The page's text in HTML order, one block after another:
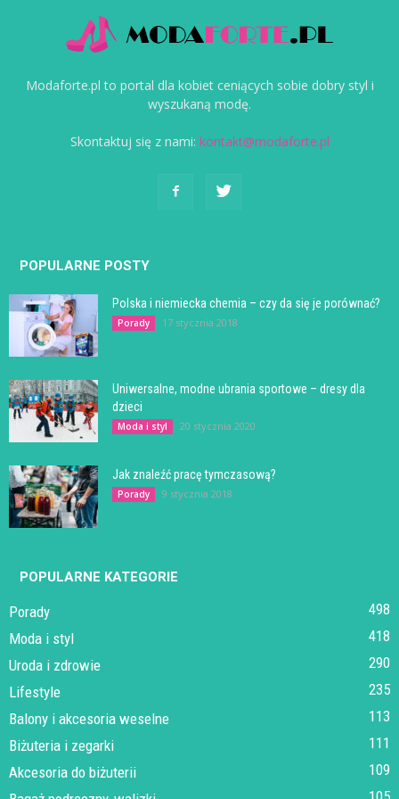
Modaforte.pl to portal dla kobiet ceniących sobie dobry styl i
wyszukaną modę.
Skontaktuj się z nami: kontakt@modaforte.pl
POPULARNE POSTY
Polska i niemiecka chemia – czy da się je porównać?
Porady 17 stycznia 2018
Uniwersalne, modne ubrania sportowe – dresy dla
dzieci
Moda i styl 20 stycznia 2020
Jak znaleźć pracę tymczasową?
Porady 9 stycznia 2018
POPULARNE KATEGORIE
Porady
498
Moda i styl
418
Uroda i zdrowie
290
Lifestyle
235
Balony i akcesoria weselne
113
Biżuteria i zegarki
111
Akcesoria do biżuterii
109